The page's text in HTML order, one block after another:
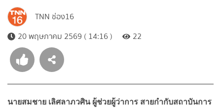
TNN ช่อง16
20 พฤษภาคม 2569 ( 14:16 )
22
นายสมชาย เลิศลาภวศิน ผู้ช่วยผู้ว่าการ สายกำกับสถาบันการ